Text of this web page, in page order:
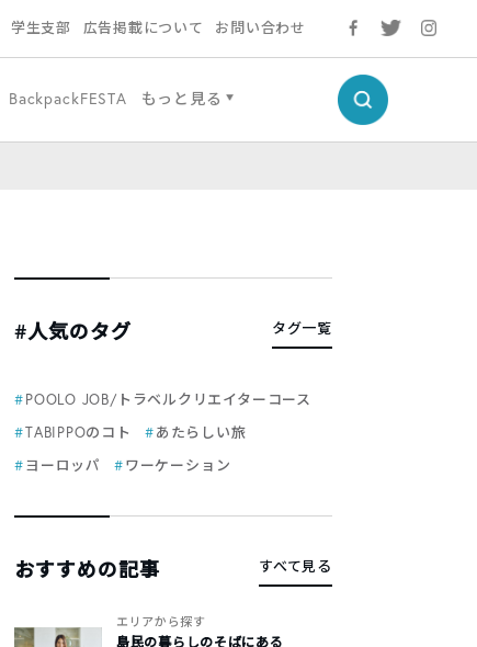
学生支部 広告掲載について お問い合わせ
BackpackFESTA もっと見る
#人気のタグ タグ一覧
POOLO JOB/トラベルクリエイターコース
TABIPPOのコト
あたらしい旅
ヨーロッパ
ワーケーション
おすすめの記事 すべて見る
エリアから探す
島民の暮らしのそばにある